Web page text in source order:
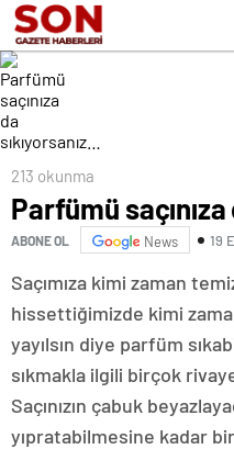
213 okunma
Parfümü
ABONE OL News 19
Saçımıza kimi zaman
hissettiğimizde kimi
yayılsın diye parfüm
sıkmakla ilgili birçok
Saçınızın çabuk
yıpratabilmesine kadar